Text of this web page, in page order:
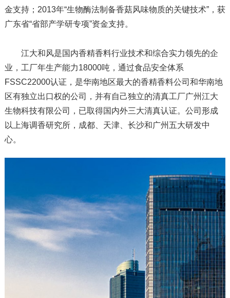
金支持；2013年“生物酶法制备香菇风味物质的关键技术”，获
广东省“省部产学研专项”资金支持。
江大和风是国内香精香料行业技术和综合实力领先的企
业，工厂年生产能力18000吨，通过食品安全体系
FSSC22000认证，是华南地区最大的香精香料公司和华南地
区有独立出口权的公司，并有自己独立的清真工厂广州江大
生物科技有限公司，已取得国内外三大清真认证。公司形成
以上海调香研究所，成都、天津、长沙和广州五大研发中
心。